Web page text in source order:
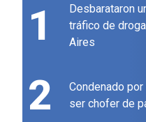
1
Desbarataron
tráfico de
Aires
2
Condenado
ser chofer de